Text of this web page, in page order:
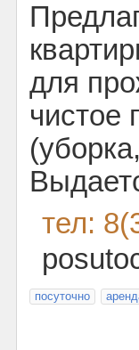
для
чистое
тел:
посуточно